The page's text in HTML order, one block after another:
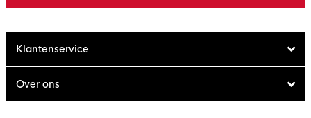
Klantenservice
Over ons